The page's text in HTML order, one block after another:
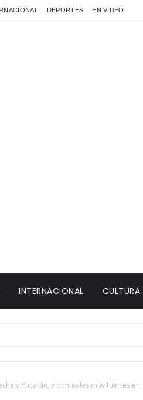
DEPORTES EN VIDEO
INTERNACIONAL CULTURA
y Yucatán, y puntuales muy fuertes en